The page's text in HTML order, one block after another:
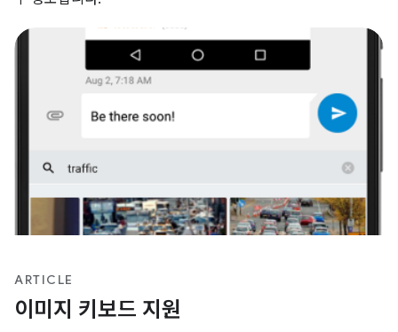
ARTICLE
이미지 키보드 지원